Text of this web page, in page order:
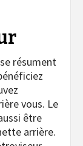
résument
vous. Le
être
arrière.